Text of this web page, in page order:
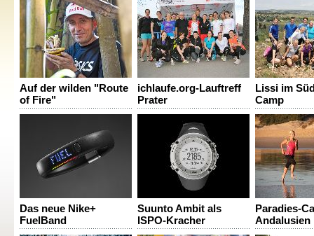
Auf der wilden "Route
of Fire"
ichlaufe.org-Lauftreff
Prater
Lissi im
Camp
Das neue Nike+
FuelBand
Suunto Ambit als
ISPO-Kracher
Paradies-
Andalusien